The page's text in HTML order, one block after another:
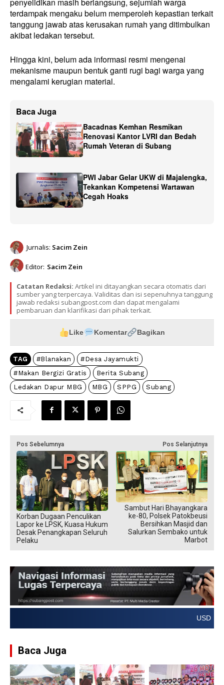
penyelidikan masih berlangsung, sejumlah warga
terdampak mengaku belum memperoleh kepastian terkait
tanggung jawab atas kerusakan rumah yang ditimbulkan
akibat ledakan tersebut.
Hingga kini, belum ada informasi resmi mengenai
mekanisme maupun bentuk ganti rugi bagi warga yang
mengalami kerugian material.
Baca Juga
Bacadnas Kemhan Resmikan
Renovasi Kantor LVRI dan Bedah
Rumah Veteran di Subang
PWI Jabar Gelar UKW di Majalengka,
Tekankan Kompetensi Wartawan
Cegah Hoaks
Jurnalis: Sacim Zein
Editor: Sacim Zein
Catatan Redaksi: Artikel ini ditayangkan secara otomatis dari
sumber yang terpercaya. Validitas dan isi sepenuhnya tanggung
jawab redaksi subangpost.com dan dapat mengalami
pembaruan dan klarifikasi dari pihak terkait.
Like Komentar Bagikan
TAG #Blanakan
#Desa Jayamukti
#Makan Bergizi Gratis
Berita Subang
Ledakan Dapur MBG
MBG SPPG Subang
Pos Sebelumnya
Korban Dugaan Penculikan
Lapor ke LPSK, Kuasa Hukum
Desak Penangkapan Seluruh
Pelaku
Pos Selanjutnya
Sambut Hari Bhayangkara
ke-80, Polsek Patokbeusi
Bersihkan Masjid dan
Salurkan Sembako untuk
Marbot
USD → Rp 17.859,976
Baca Juga